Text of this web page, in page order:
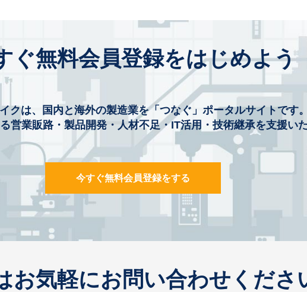
ぐ無料会員登録をはじめよう
クは、国内と海外の製造業を「つなぐ」ポータルサイトです。
営業販路・製品開発・人材不足・IT活用・技術継承を支援い
今すぐ無料会員登録をする
お気軽にお問い合わせくださ